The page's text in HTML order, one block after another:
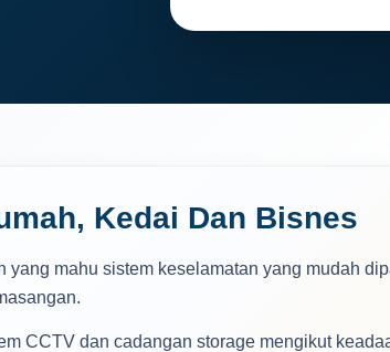
Kedai Dan Bisnes
yang mahu sistem keselamatan yang mudah
CCTV dan cadangan storage mengikut